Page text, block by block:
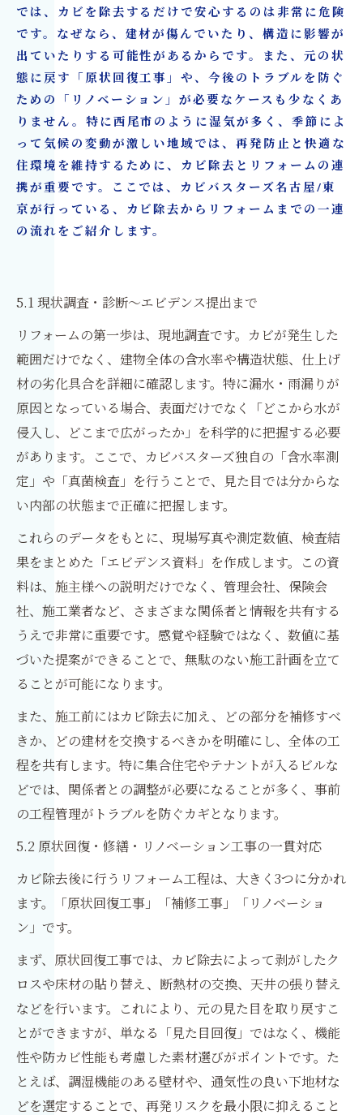
では、カビを除去するだけで安心するのは非常に危険
です。なぜなら、建材が傷んでいたり、構造に影響が
出ていたりする可能性があるからです。また、元の状
態に戻す「原状回復工事」や、今後のトラブルを防ぐ
ための「リノベーション」が必要なケースも少なくあ
りません。特に西尾市のように湿気が多く、季節によ
って気候の変動が激しい地域では、再発防止と快適な
住環境を維持するために、カビ除去とリフォームの連
携が重要です。ここでは、カビバスターズ名古屋/東
京が行っている、カビ除去からリフォームまでの一連
の流れをご紹介します。
5.1 現状調査・診断〜エビデンス提出まで
リフォームの第一歩は、現地調査です。カビが発生した
範囲だけでなく、建物全体の含水率や構造状態、仕上げ
材の劣化具合を詳細に確認します。特に漏水・雨漏りが
原因となっている場合、表面だけでなく「どこから水が
侵入し、どこまで広がったか」を科学的に把握する必要
があります。ここで、カビバスターズ独自の「含水率測
定」や「真菌検査」を行うことで、見た目では分からな
い内部の状態まで正確に把握します。
これらのデータをもとに、現場写真や測定数値、検査結
果をまとめた「エビデンス資料」を作成します。この資
料は、施主様への説明だけでなく、管理会社、保険会
社、施工業者など、さまざまな関係者と情報を共有する
うえで非常に重要です。感覚や経験ではなく、数値に基
づいた提案ができることで、無駄のない施工計画を立て
ることが可能になります。
また、施工前にはカビ除去に加え、どの部分を補修すべ
きか、どの建材を交換するべきかを明確にし、全体の工
程を共有します。特に集合住宅やテナントが入るビルな
どでは、関係者との調整が必要になることが多く、事前
の工程管理がトラブルを防ぐカギとなります。
5.2 原状回復・修繕・リノベーション工事の一貫対応
カビ除去後に行うリフォーム工程は、大きく3つに分かれ
ます。「原状回復工事」「補修工事」「リノベーショ
ン」です。
まず、原状回復工事では、カビ除去によって剥がしたク
ロスや床材の貼り替え、断熱材の交換、天井の張り替え
などを行います。これにより、元の見た目を取り戻すこ
とができますが、単なる「見た目回復」ではなく、機能
性や防カビ性能も考慮した素材選びがポイントです。た
とえば、調湿機能のある壁材や、通気性の良い下地材な
どを選定することで、再発リスクを最小限に抑えること